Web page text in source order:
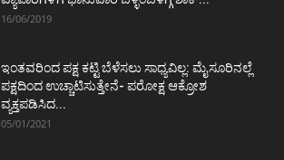
16/06/2019
ಇಂತವರಿಂದ ಪಕ್ಷ ಕಟ್ಟಿ ಬೆಳೆಸಲು ಸಾಧ್ಯವಿಲ್ಲ: ಮೈಸೂರಿನಲ್ಲೆ
ಪಕ್ಷದಿಂದ ಉಚ್ಚಾಟಿಸುತ್ತೇನೆ- ಪರೋಕ್ಷ ಆಕ್ರೋಶ
ವ್ಯಕ್ತಪಡಿಸಿದ...
05/01/2021